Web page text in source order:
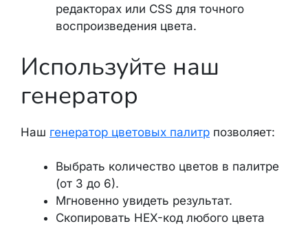
редакторах или CSS для точного
воспроизведения цвета.
Используйте наш
генератор
Наш генератор цветовых палитр позволяет:
Выбрать количество цветов в палитре
(от 3 до 6).
Мгновенно увидеть результат.
Скопировать HEX-код любого цвета